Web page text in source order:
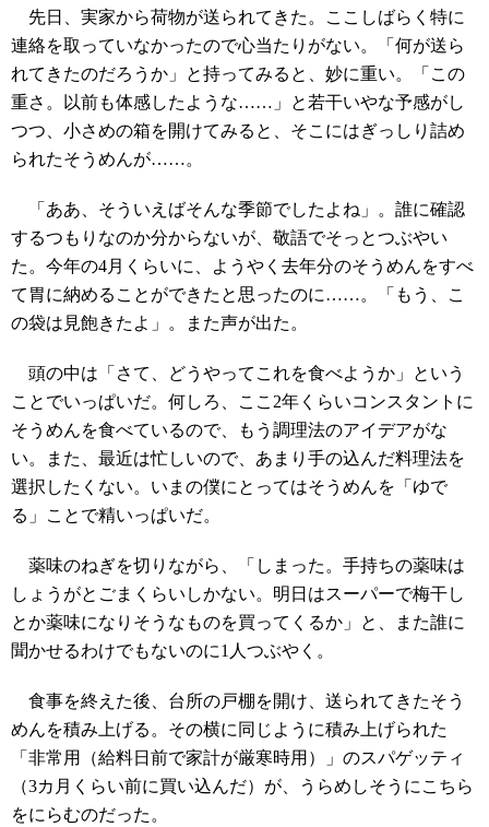
先日、実家から荷物が送られてきた。ここしばらく特に
連絡を取っていなかったので心当たりがない。「何が送ら
れてきたのだろうか」と持ってみると、妙に重い。「この
重さ。以前も体感したような……」と若干いやな予感がし
つつ、小さめの箱を開けてみると、そこにはぎっしり詰め
られたそうめんが……。
「ああ、そういえばそんな季節でしたよね」。誰に確認
するつもりなのか分からないが、敬語でそっとつぶやい
た。今年の4月くらいに、ようやく去年分のそうめんをすべ
て胃に納めることができたと思ったのに……。「もう、こ
の袋は見飽きたよ」。また声が出た。
頭の中は「さて、どうやってこれを食べようか」という
ことでいっぱいだ。何しろ、ここ2年くらいコンスタントに
そうめんを食べているので、もう調理法のアイデアがな
い。また、最近は忙しいので、あまり手の込んだ料理法を
選択したくない。いまの僕にとってはそうめんを「ゆで
る」ことで精いっぱいだ。
薬味のねぎを切りながら、「しまった。手持ちの薬味は
しょうがとごまくらいしかない。明日はスーパーで梅干し
とか薬味になりそうなものを買ってくるか」と、また誰に
聞かせるわけでもないのに1人つぶやく。
食事を終えた後、台所の戸棚を開け、送られてきたそう
めんを積み上げる。その横に同じように積み上げられた
「非常用（給料日前で家計が厳寒時用）」のスパゲッティ
（3カ月くらい前に買い込んだ）が、うらめしそうにこちら
をにらむのだった。